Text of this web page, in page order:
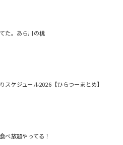
た。あら川の桃
スケジュール2026【ひらつーまとめ】
べ放題やってる！